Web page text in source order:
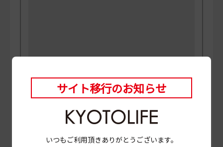
サイト移行のお知らせ
いつもご利用頂きありがとうございます。